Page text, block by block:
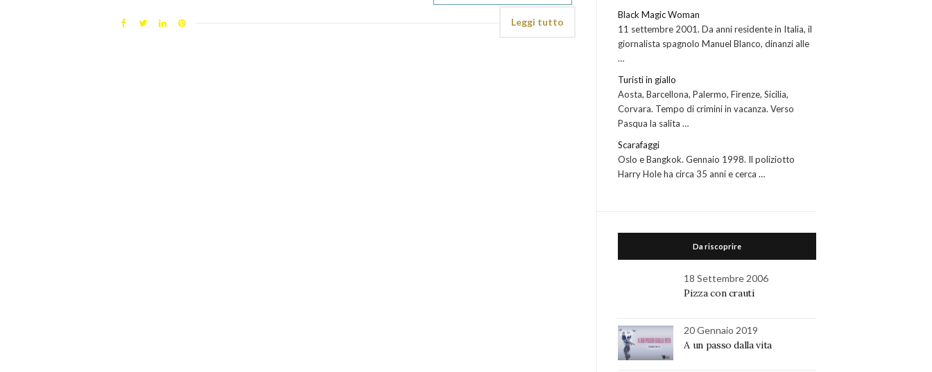
Leggi tutto
Black Magic Woman
11 settembre 2001. Da anni residente in Italia, il
giornalista spagnolo Manuel Blanco, dinanzi alle
…
Turisti in giallo
Aosta, Barcellona, Palermo, Firenze, Sicilia,
Corvara. Tempo di crimini in vacanza. Verso
Pasqua la salita …
Scarafaggi
Oslo e Bangkok. Gennaio 1998. Il poliziotto
Harry Hole ha circa 35 anni e cerca …
Da riscoprire
18 Settembre 2006
Pizza con crauti
20 Gennaio 2019
A un passo dalla vita